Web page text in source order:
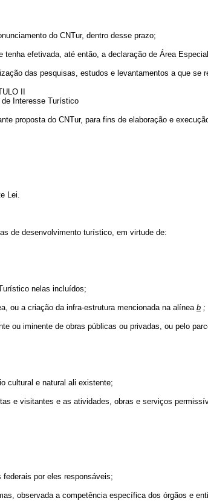
do CNTur, dentro desse prazo;
tenha efetivada, até então, a declaração de Área
das pesquisas, estudos e levantamentos a que se
II
Interesse Turístico
proposta do CNTur, para fins de elaboração e
Lei.
de desenvolvimento turístico, em virtude de:
nelas incluídos;
ou a criação da infra-estrutura mencionada na alínea b ;
ou iminente de obras públicas ou privadas, ou pelo
cultural e natural ali existente;
e visitantes e as atividades, obras e serviços
federais por eles responsáveis;
observada a competência específica dos órgãos e